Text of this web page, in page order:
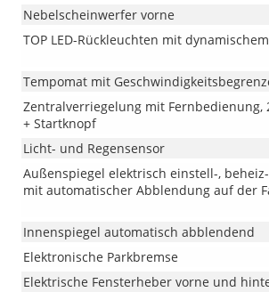
Nebelscheinwerfer vorne
TOP LED-Rückleuchten mit
Tempomat mit
Zentralverriegelung mit Fernbedienung,
+ Startknopf
Licht- und Regensensor
Außenspiegel elektrisch einstell-,
mit automatischer Abblendung auf der
Innenspiegel automatisch abblendend
Elektronische Parkbremse
Elektrische Fensterheber vorne und